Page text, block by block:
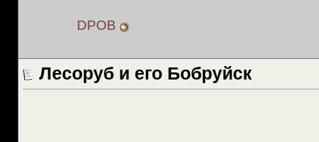
DPOB
Лесоруб и его Бобруйск